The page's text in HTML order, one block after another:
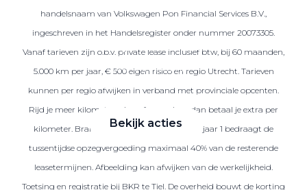
Zakelijke Lease acties
Profiteer van zakelijk
voordeel
Bekijk acties
handelsnaam van Volkswagen Pon Financial Services B.V.,
ingeschreven in het Handelsregister onder nummer 20073305.
Vanaf tarieven zijn o.b.v. private lease inclusief btw, bij 60 maanden,
5.000 km per jaar, € 500 eigen risico en regio Utrecht. Tarieven
kunnen per regio afwijken in verband met provinciale opcenten.
Rijd je meer kilometers dan afgesproken, dan betaal je extra per
kilometer. Brandstof is niet inbegrepen. Na jaar 1 bedraagt de
tussentijdse opzegvergoeding maximaal 40% van de resterende
leasetermijnen. Afbeelding kan afwijken van de werkelijkheid.
Toetsing en registratie bij BKR te Tiel. De overheid bouwt de korting